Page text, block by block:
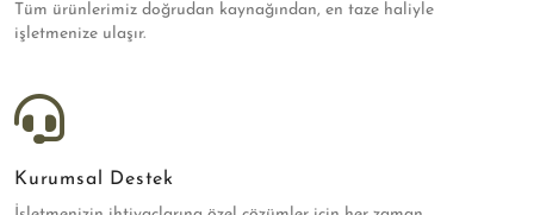
Tüm ürünlerimiz doğrudan kaynağından, en taze haliyle
işletmenize ulaşır.
Kurumsal Destek